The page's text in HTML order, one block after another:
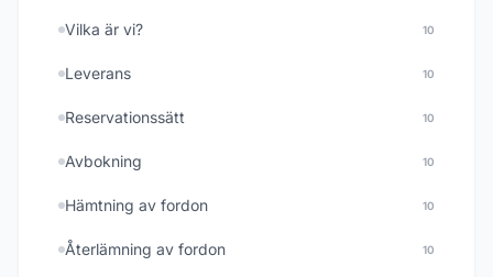
Vilka är vi? 10
Leverans 10
Reservationssätt 10
Avbokning 10
Hämtning av fordon 10
Återlämning av fordon 10